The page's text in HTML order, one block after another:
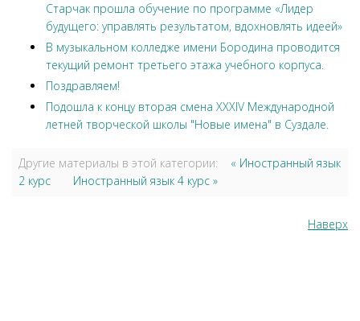
Старчак прошла обучение по программе «Лидер
будущего: управлять результатом, вдохновлять идеей»
В музыкальном колледже имени Бородина проводится
текущий ремонт третьего этажа учебного корпуса.
Поздравляем!
Подошла к концу вторая смена XXXIV Международной
летней творческой школы "Новые имена" в Суздале.
Другие материалы в этой категории:
« Иностранный язык
2 курс
Иностранный язык 4 курс »
Наверх